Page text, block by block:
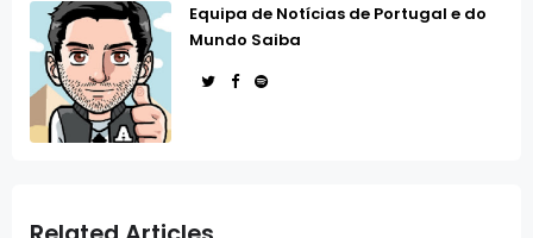
Equipa de Notícias de Portugal e do
Mundo Saiba